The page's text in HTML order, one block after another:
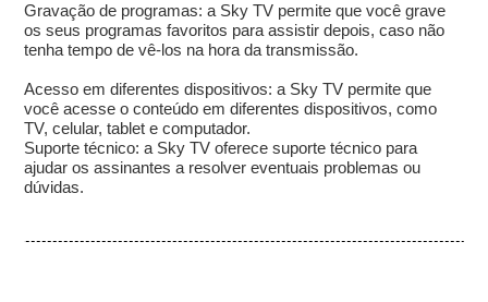
Gravação de programas: a Sky TV permite que você grave
os seus programas favoritos para assistir depois, caso não
tenha tempo de vê-los na hora da transmissão.
Acesso em diferentes dispositivos: a Sky TV permite que
você acesse o conteúdo em diferentes dispositivos, como
TV, celular, tablet e computador.
Suporte técnico: a Sky TV oferece suporte técnico para
ajudar os assinantes a resolver eventuais problemas ou
dúvidas.